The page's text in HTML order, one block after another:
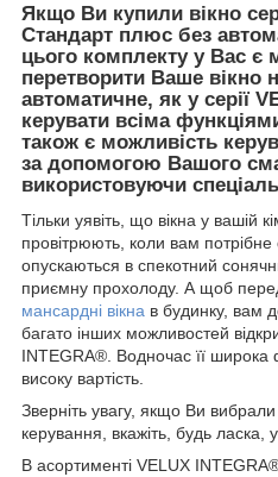
Якщо Ви купили вікно
Стандарт плюс без
цього комплекту у Вас є
перетворити Ваше вікно
автоматичне, як у серії
керувати всіма
також є можливість
за допомогою Вашого
використовуючи
Тільки уявіть, що вікна у вашій
провітрюють, коли вам потрібне
опускаються в спекотний
приємну прохолоду. А щоб
мансардні вікна в будинку, вам
багато інших можливостей
INTEGRA®. Водночас її широка
високу вартість.
Зверніть увагу, якщо Ви
керування, вкажіть, будь ласка,
В асортименті VELUX INTEGRA